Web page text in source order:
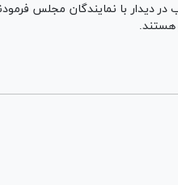
دیدار با نمایندگان مجلس
هستند.